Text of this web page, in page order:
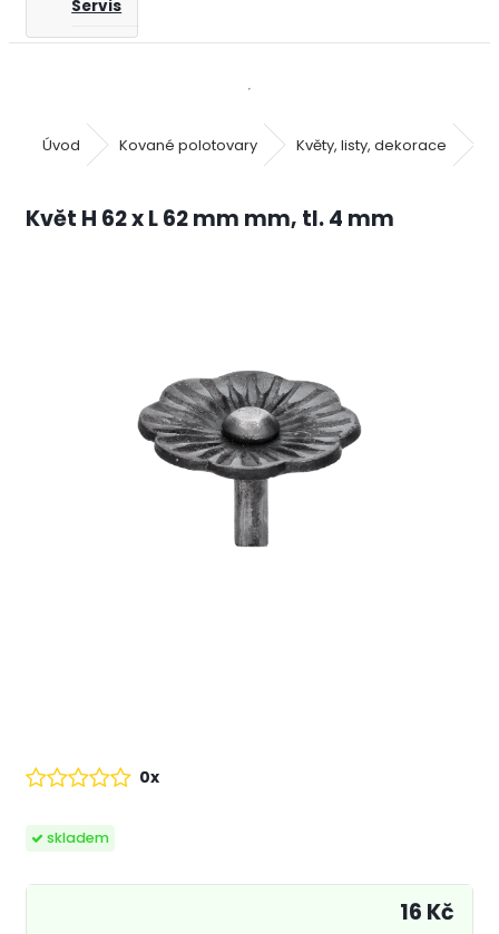
Servis
Úvod Kované polotovary Květy, listy, dekorace
Květ H 62 x L 62 mm mm, tl. 4 mm
skladem
0x
16 Kč